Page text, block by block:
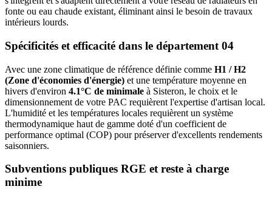
fonte ou eau chaude existant, éliminant ainsi le besoin de travaux
intérieurs lourds.
Spécificités et efficacité dans le département 04
Avec une zone climatique de référence définie comme H1 / H2
(Zone d'économies d'énergie) et une température moyenne en
hivers d'environ 4.1°C de minimale à Sisteron, le choix et le
dimensionnement de votre PAC requièrent l'expertise d'artisan local.
L'humidité et les températures locales requièrent un système
thermodynamique haut de gamme doté d'un coefficient de
performance optimal (COP) pour préserver d'excellents rendements
saisonniers.
Subventions publiques RGE et reste à charge
minime